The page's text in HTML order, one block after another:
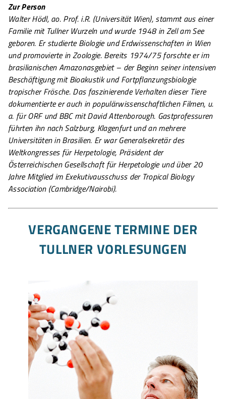
Zur Person
Walter Hödl, ao. Prof. i.R. (Universität Wien), stammt aus einer
Familie mit Tullner Wurzeln und wurde 1948 in Zell am See
geboren. Er studierte Biologie und Erdwissenschaften in Wien
und promovierte in Zoologie. Bereits 1974/75 forschte er im
brasilianischen Amazonasgebiet – der Beginn seiner intensiven
Beschäftigung mit Bioakustik und Fortpflanzungsbiologie
tropischer Frösche. Das faszinierende Verhalten dieser Tiere
dokumentierte er auch in populärwissenschaftlichen Filmen, u.
a. für ORF und BBC mit David Attenborough. Gastprofessuren
führten ihn nach Salzburg, Klagenfurt und an mehrere
Universitäten in Brasilien. Er war Generalsekretär des
Weltkongresses für Herpetologie, Präsident der
Österreichischen Gesellschaft für Herpetologie und über 20
Jahre Mitglied im Exekutivausschuss der Tropical Biology
Association (Cambridge/Nairobi).
VERGANGENE TERMINE DER
TULLNER VORLESUNGEN